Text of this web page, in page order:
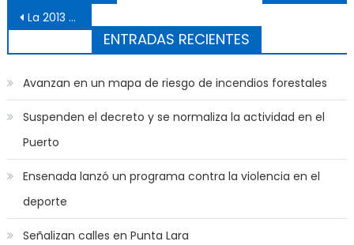
La 2013 de «Gutierre» gritó Campeón
ENTRADAS RECIENTES
Avanzan en un mapa de riesgo de incendios forestales
Suspenden el decreto y se normaliza la actividad en el
Puerto
Ensenada lanzó un programa contra la violencia en el
deporte
Señalizan calles en Punta Lara